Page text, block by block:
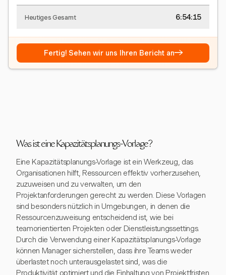
Heutiges Gesamt 6:54:16
Fertig! Sehen wir uns Ihren Bericht an→
Was ist eine Kapazitätsplanungs-Vorlage?
Eine Kapazitätsplanungs-Vorlage ist ein Werkzeug, das
Organisationen hilft, Ressourcen effektiv vorherzusehen,
zuzuweisen und zu verwalten, um den
Projektanforderungen gerecht zu werden. Diese Vorlagen
sind besonders nützlich in Umgebungen, in denen die
Ressourcenzuweisung entscheidend ist, wie bei
teamorientierten Projekten oder Dienstleistungssettings.
Durch die Verwendung einer Kapazitätsplanungs-Vorlage
können Manager sicherstellen, dass ihre Teams weder
überlastet noch unterausgelastet sind, was die
Produktivität optimiert und die Einhaltung von Projektfristen